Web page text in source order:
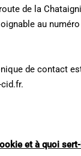
de la
au
de contact
et à quoi